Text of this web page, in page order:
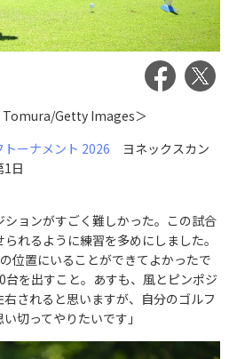
Getty Images＞
ーナメント 2026 ヨネックスカン
日
ションがすごく難しかった。この試合
れるように練習を多めにしました。
位置にいることができてよかったで
を出すこと。あすも、風とピンポジ
されると思いますが、自分のゴルフ
切ってやりたいです」